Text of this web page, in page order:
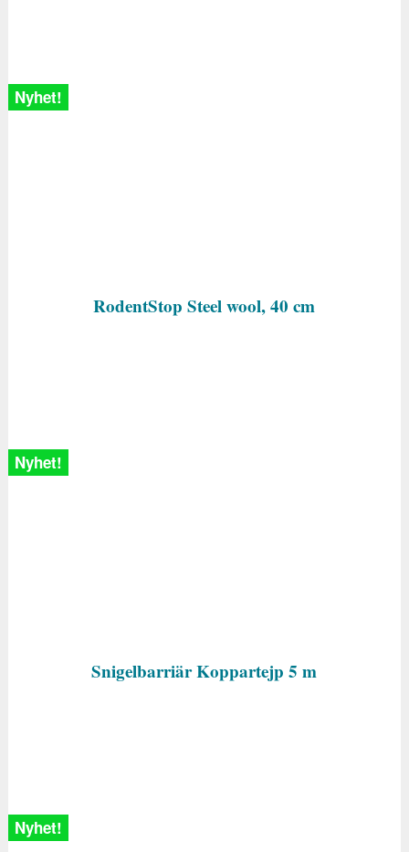
RodentStop Steel wool, 40 cm
Nyhet!
Snigelbarriär Koppartejp 5 m
Nyhet!
Nyhet!